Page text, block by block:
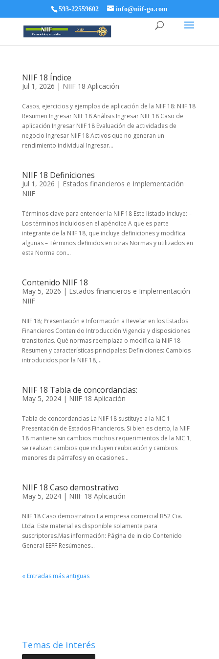
593-22559602 info@niif-go.com
NIIF 18 Índice
Jul 1, 2026 | NIIF 18 Aplicación
Casos, ejercicios y ejemplos de aplicación de la NIIF 18: NIIF 18
Resumen Ingresar NIIF 18 Análisis Ingresar NIIF 18 Caso de
aplicación Ingresar NIIF 18 Evaluación de actividades de
negocio Ingresar NIIF 18 Activos que no generan un
rendimiento individual Ingresar...
NIIF 18 Definiciones
Jul 1, 2026 | Estados financieros e Implementación
NIIF
Términos clave para entender la NIIF 18 Este listado incluye: –
Los términos incluidos en el apéndice A que es parte
integrante de la NIIF 18, que incluye definiciones y modifica
algunas – Términos definidos en otras Normas y utilizados en
esta Norma con...
Contenido NIIF 18
May 5, 2026 | Estados financieros e Implementación
NIIF
NIIF 18; Presentación e Información a Revelar en los Estados
Financieros Contenido Introducción Vigencia y disposiciones
transitorias. Qué normas reemplaza o modifica la NIIF 18
Resumen y características principales: Definiciones: Cambios
introducidos por la NIIF 18,...
NIIF 18 Tabla de concordancias:
May 5, 2024| NIIF 18 Aplicación
Tabla de concordancias La NIIF 18 sustituye a la NIC 1
Presentación de Estados Financieros. Si bien es cierto, la NIIF
18 mantiene sin cambios muchos requerimientos de la NIC 1,
se realizan cambios que incluyen reubicación y cambios
menores de párrafos y en ocasiones...
NIIF 18 Caso demostrativo
May 5, 2024| NIIF 18 Aplicación
NIIF 18 Caso demostrativo La empresa comercial B52 Cia.
Ltda. Este material es disponible solamente para
suscriptores.Mas información: Página de inicio Contenido
General EEFF Resúmenes...
« Entradas más antiguas
Temas de interés